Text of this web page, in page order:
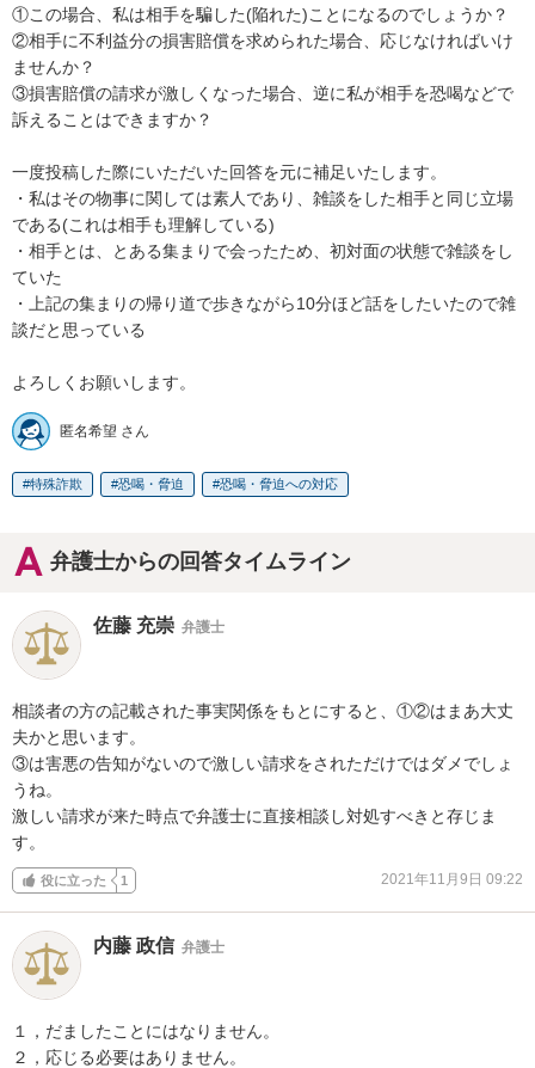
①この場合、私は相手を騙した(陥れた)ことになるのでしょうか？
②相手に不利益分の損害賠償を求められた場合、応じなければいけ
ませんか？
③損害賠償の請求が激しくなった場合、逆に私が相手を恐喝などで
訴えることはできますか？
一度投稿した際にいただいた回答を元に補足いたします。
・私はその物事に関しては素人であり、雑談をした相手と同じ立場
である(これは相手も理解している)
・相手とは、とある集まりで会ったため、初対面の状態で雑談をし
ていた
・上記の集まりの帰り道で歩きながら10分ほど話をしたいたので雑
談だと思っている
よろしくお願いします。
匿名希望 さん
特殊詐欺 恐喝・脅迫 恐喝・脅迫への対応
弁護士からの回答タイムライン
佐藤 充崇 弁護士
相談者の方の記載された事実関係をもとにすると、①②はまあ大丈
夫かと思います。
③は害悪の告知がないので激しい請求をされただけではダメでしょ
うね。
激しい請求が来た時点で弁護士に直接相談し対処すべきと存じま
す。
役に立った 1 2021年11月9日 09:22
内藤 政信 弁護士
１，だましたことにはなりません。
２，応じる必要はありません。